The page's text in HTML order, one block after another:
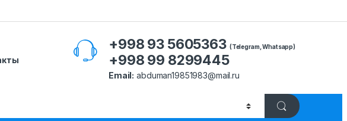
+998 93 5605363 (Telegram, Whatsapp)
+998 99 8299445
Email: abduman19851983@mail.ru